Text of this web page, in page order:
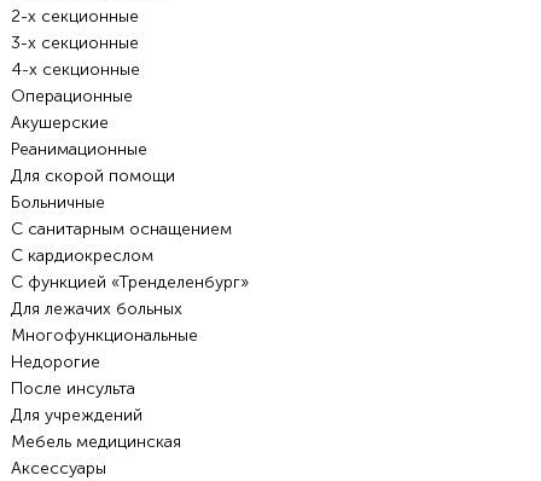
2-х секционные
3-х секционные
4-х секционные
Операционные
Акушерские
Реанимационные
Для скорой помощи
Больничные
С санитарным оснащением
С кардиокреслом
С функцией «Тренделенбург»
Для лежачих больных
Многофункциональные
Недорогие
После инсульта
Для учреждений
Мебель медицинская
Аксессуары